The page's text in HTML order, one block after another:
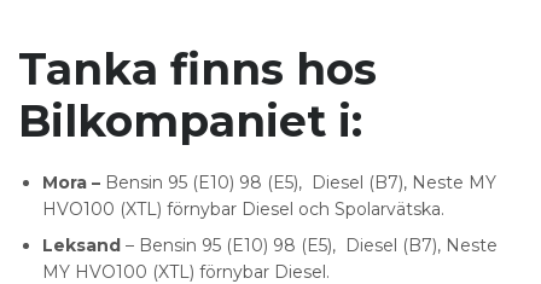
Tanka finns hos
Bilkompaniet i:
Mora – Bensin 95 (E10) 98 (E5), Diesel (B7), Neste MY
HVO100 (XTL) förnybar Diesel och Spolarvätska.
Leksand – Bensin 95 (E10) 98 (E5), Diesel (B7), Neste
MY HVO100 (XTL) förnybar Diesel.